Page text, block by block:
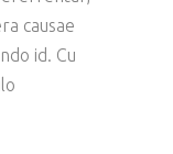
causae
id. Cu